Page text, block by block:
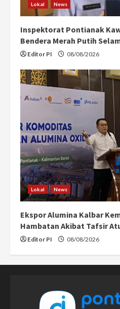
Lokal News
Inspektorat Pontianak
Bendera Merah Putih
Editor PI 08/08/2026
Lokal News
Ekspor Alumina Kalbar
Hambatan Akibat Tafsir
Editor PI 08/08/2026